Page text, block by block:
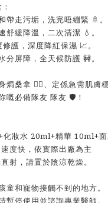
走污垢，洗完唔繃緊 🚿。
舒緩降溫，二次清潔 💧。
護，深度降紅保濕 📈。
分屏障，全天候防護 🚧。
焗桑拿 🧖‍♀️、定係急需肌膚
嘅必備隊友 隊友 🛡️！
化妝水 20ml+精華 10ml+
度快，依實際出廠為主
射，請置於陰涼乾燥。
和寵物接觸不到的地方。
停使用並諮詢專業醫師。